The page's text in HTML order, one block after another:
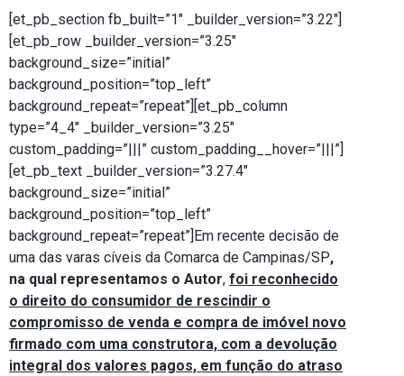
[et_pb_section fb_built=”1″ _builder_version=”3.22″]
[et_pb_row _builder_version=”3.25″
background_size=”initial”
background_position=”top_left”
background_repeat=”repeat”][et_pb_column
type=”4_4″ _builder_version=”3.25″
custom_padding=”|||” custom_padding__hover=”|||”]
[et_pb_text _builder_version=”3.27.4″
background_size=”initial”
background_position=”top_left”
background_repeat=”repeat”]Em recente decisão de
uma das varas cíveis da Comarca de Campinas/SP,
na qual representamos o Autor, foi reconhecido
o direito do consumidor de rescindir o
compromisso de venda e compra de imóvel novo
firmado com uma construtora, com a devolução
integral dos valores pagos, em função do atraso